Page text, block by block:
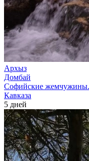
Архыз
Домбай
Софийские жемчужины.
Кавказа
5 дней